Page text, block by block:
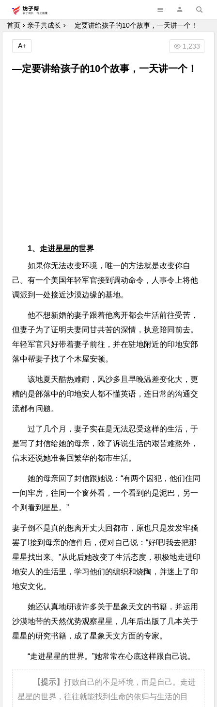
坊子帮
首页 亲子共成长 —定要讲给孩子的10个故事，一天讲一个！
—定要讲给孩子的10个故事，一天讲一个！
1,233
A+
1、走进星星的世界
如果你无法改变环境，唯一的方法就是改变你自
己。有一个美国年轻军官接到调动命令，人事令上将他
调派到一处接近沙漠边缘的基地。
他不想新婚的妻子跟着他离开都会生活前往受苦，
但妻子为了证明夫妻同甘共苦的深情，执意陪同前去。
年轻军官只好带着妻子前往，并在驻地附近的印地安部
落中帮妻子找了个木屋安顿。
该地夏天酷热难耐，风沙多且早晚温差变化大，更
糟的是部落中的印地安人都不懂英语，连日常的沟通交
流都有问题。
过了几个月，妻子实在是无法忍受这样的生活，于
是写了封信给她的母亲，除了诉说生活的艰苦难熬外，
信末还说她准备回繁华的都市生活。
她的母亲回了封信跟她说：“有两个囚犯，他们住同
一间牢房，往同一个窗外看，一个看到的是泥巴，另一
个则看到星星。”
妻子倒不是真的想离开丈夫回都市，原也只是发发牢骚
罢了!接到母亲的信件后，便对自己说：“好吧!我去把那
星星找出来。”从此后她改变了生活态度，积极地走进印
地安人的生活里，学习他们的编织和烧陶，并迷上了印
地安文化。
她还认真地研读许多关于星象天文的书籍，并运用
沙漠地带的天然优势观察星星，几年后出版了几本关于
星星的研究书籍，成了星象天文方面的专家。
“走进星星的世界。”她常常在心底这样跟自己说。
【提示】打败自己的不是环境，而是自己。走进
星星的世界，往往就能找到生命的依归与生活的目